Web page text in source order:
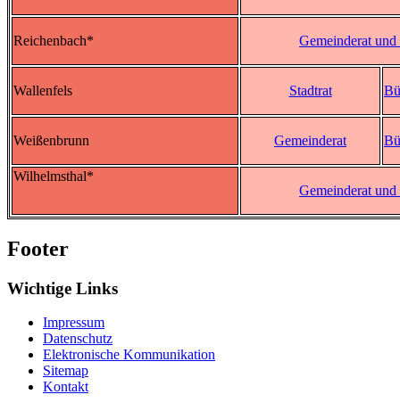
Reichenbach* Gemeinderat
Wallenfels Stadtrat
Weißenbrunn Gemeinderat
Wilhelmsthal*
Gemeinderat
Footer
Wichtige Links
Impressum
Datenschutz
Elektronische Kommunikation
Sitemap
Kontakt